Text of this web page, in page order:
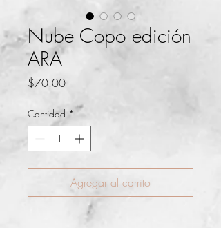
Nube Copo edición
ARA
$70.00Precio
Cantidad *
Agregar al carrito